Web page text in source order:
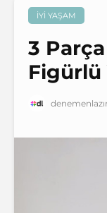
İYI YAŞAM
3
Figürlü